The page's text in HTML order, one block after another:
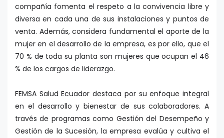
compañía fomenta el respeto a la convivencia libre y
diversa en cada una de sus instalaciones y puntos de
venta. Además, considera fundamental el aporte de la
mujer en el desarrollo de la empresa, es por ello, que el
70 % de toda su planta son mujeres que ocupan el 46
% de los cargos de liderazgo.
FEMSA Salud Ecuador destaca por su enfoque integral
en el desarrollo y bienestar de sus colaboradores. A
través de programas como Gestión del Desempeño y
Gestión de la Sucesión, la empresa evalúa y cultiva el